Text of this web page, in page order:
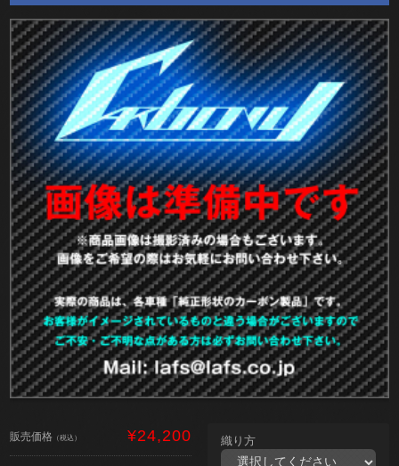
販売価格 （税込） ¥24,200 織り方